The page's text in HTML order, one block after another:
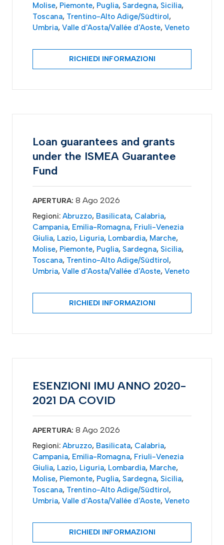
Molise, Piemonte, Puglia, Sardegna, Sicilia,
Toscana, Trentino-Alto Adige/Südtirol,
Umbria, Valle d'Aosta/Vallée d'Aoste, Veneto
RICHIEDI INFORMAZIONI
Loan guarantees and grants
under the ISMEA Guarantee
Fund
APERTURA: 8 Ago 2026
Regioni: Abruzzo, Basilicata, Calabria,
Campania, Emilia-Romagna, Friuli-Venezia
Giulia, Lazio, Liguria, Lombardia, Marche,
Molise, Piemonte, Puglia, Sardegna, Sicilia,
Toscana, Trentino-Alto Adige/Südtirol ,
Umbria, Valle d'Aosta/Vallée d'Aoste, Veneto
RICHIEDI INFORMAZIONI
ESENZIONI IMU ANNO 2020-
2021 DA COVID
APERTURA: 8 Ago 2026
Regioni: Abruzzo, Basilicata, Calabria,
Campania, Emilia-Romagna, Friuli-Venezia
Giulia, Lazio, Liguria, Lombardia, Marche,
Molise, Piemonte, Puglia, Sardegna, Sicilia,
Toscana, Trentino-Alto Adige/Südtirol,
Umbria, Valle d'Aosta/Vallée d'Aoste, Veneto
RICHIEDI INFORMAZIONI